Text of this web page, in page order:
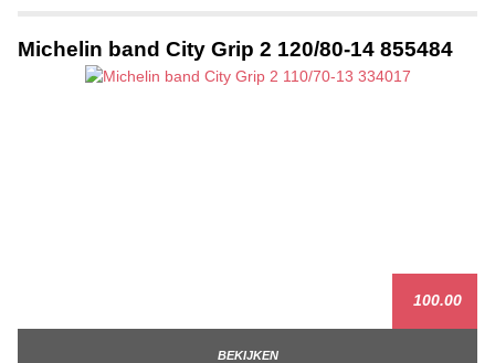
Michelin band City Grip 2 120/80-14 855484
100.00
BEKIJKEN